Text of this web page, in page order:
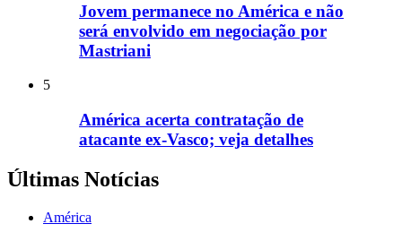
Jovem permanece no América e não
será envolvido em negociação por
Mastriani
5
América acerta contratação de
atacante ex-Vasco; veja detalhes
Últimas Notícias
América